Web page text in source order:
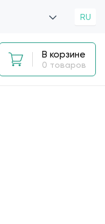
RU
В корзине
0 товаров